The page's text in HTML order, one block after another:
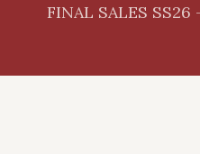
FINAL SALES SS26